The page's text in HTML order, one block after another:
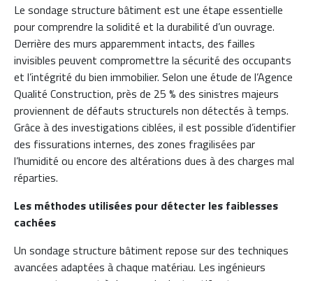
Le sondage structure bâtiment est une étape essentielle
pour comprendre la solidité et la durabilité d’un ouvrage.
Derrière des murs apparemment intacts, des failles
invisibles peuvent compromettre la sécurité des occupants
et l’intégrité du bien immobilier. Selon une étude de l’Agence
Qualité Construction, près de 25 % des sinistres majeurs
proviennent de défauts structurels non détectés à temps.
Grâce à des investigations ciblées, il est possible d’identifier
des fissurations internes, des zones fragilisées par
l’humidité ou encore des altérations dues à des charges mal
réparties.
Les méthodes utilisées pour détecter les faiblesses
cachées
Un sondage structure bâtiment repose sur des techniques
avancées adaptées à chaque matériau. Les ingénieurs